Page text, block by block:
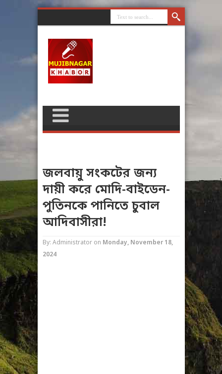
জলবায়ু সংকটের জন্য
দায়ী করে মোদি-বাইডেন-
পুতিনকে পানিতে চুবাল
আদিবাসীরা!
By: Administrator on Monday, November 18,
2024